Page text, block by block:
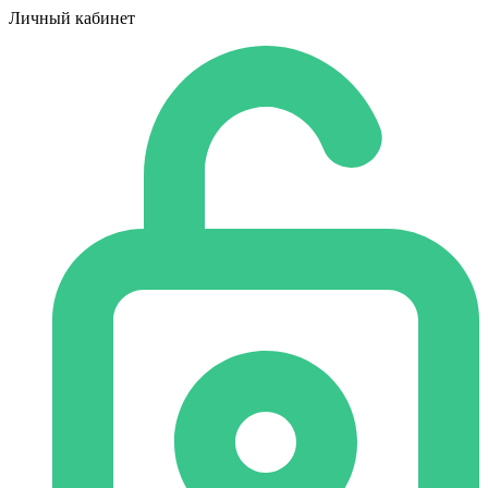
Личный кабинет